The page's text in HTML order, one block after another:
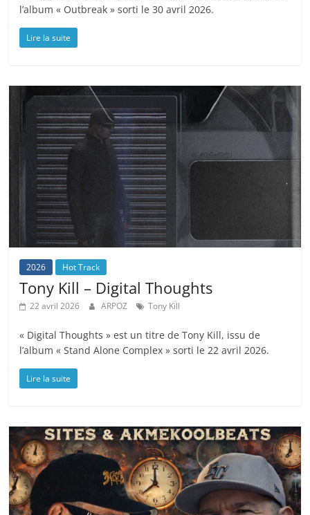
l’album « Outbreak » sorti le 30 avril 2026.
Lire la suite
2026 Hot Track
Tony Kill – Digital Thoughts
22 avril 2026 ARPOZ Tony Kill
« Digital Thoughts » est un titre de Tony Kill, issu de
l’album « Stand Alone Complex » sorti le 22 avril 2026.
Lire la suite